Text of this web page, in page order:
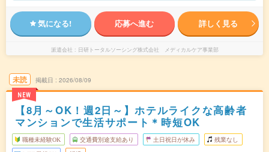
気になる! 応募へ進む 詳しく見る
派遣会社 日研トータルソーシング株式会社 メディカルケア事業部
未読
NEW
掲載日 2026/08/09
【8月～OK！週2日～】ホテルライクな高齢者
マンションで生活サポート＊時短OK
職種未経験OK 交通費別途支給あり 土日祝日が休み 残業なし